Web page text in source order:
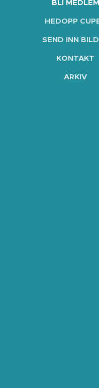
BLI MEDLEM
HEDOPP
SEND INN
KONTAKT
ARKIV